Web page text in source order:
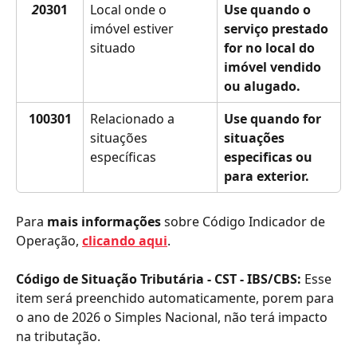
20301
Local onde o
imóvel estiver
situado
Use quando o
serviço prestado
for no local do
imóvel vendido
ou alugado.
100301
Relacionado a
situações
específicas
Use quando for
situações
especificas ou
para exterior.
Para mais informações sobre Código Indicador de
Operação, clicando aqui.
Código de Situação Tributária - CST - IBS/CBS: Esse
item será preenchido automaticamente, porem para
o ano de 2026 o Simples Nacional, não terá impacto
na tributação.